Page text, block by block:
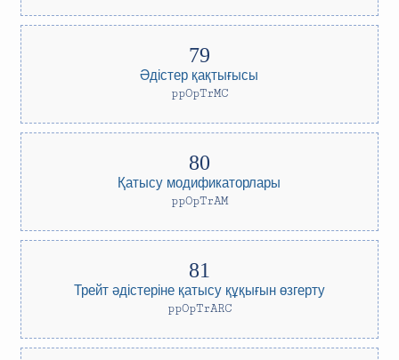
Әдістер қақтығысы
ppOpTrMC
Қатысу модификаторлары
ppOpTrAM
Трейт әдістеріне қатысу құқығын өзгерту
ppOpTrARC